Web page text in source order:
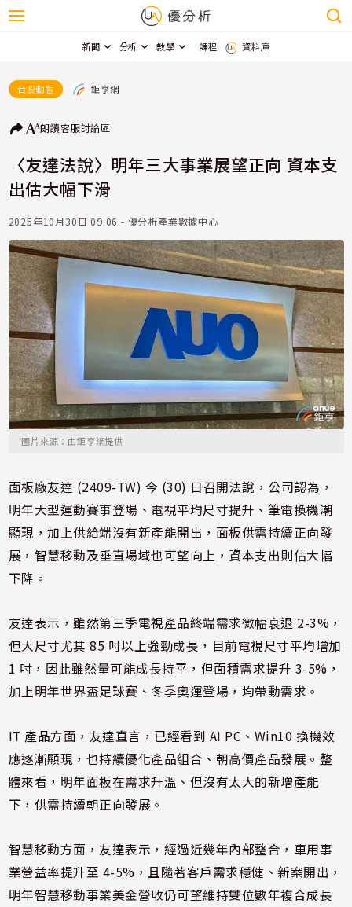
新聞 分析 教學 課程 資料庫
台股動態 鉅亨網
朗讀客服討論區
〈友達法說〉明年三大事業展望正向 資本支
出估大幅下滑
2025年10月30日 09:06 - 優分析產業數據中心
圖片來源：由鉅亨網提供
面板廠友達 (2409-TW) 今 (30) 日召開法說，公司認為，
明年大型運動賽事登場、電視平均尺寸提升、筆電換機潮
顯現，加上供給端沒有新產能開出，面板供需持續正向發
展，智慧移動及垂直場域也可望向上，資本支出則估大幅
下降。
友達表示，雖然第三季電視產品終端需求微幅衰退 2-3%，
但大尺寸尤其 85 吋以上強勁成長，目前電視尺寸平均增加
1 吋，因此雖然量可能成長持平，但面積需求提升 3-5%，
加上明年世界盃足球賽、冬季奧運登場，均帶動需求。
IT 產品方面，友達直言，已經看到 AI PC、Win10 換機效
應逐漸顯現，也持續優化產品組合、朝高價產品發展。整
體來看，明年面板在需求升溫、但沒有太大的新增產能
下，供需持續朝正向發展。
智慧移動方面，友達表示，經過近幾年內部整合，車用事
業營益率提升至 4-5%，且隨著客戶需求穩健、新案開出，
明年智慧移動事業美金營收仍可望維持雙位數年複合成長